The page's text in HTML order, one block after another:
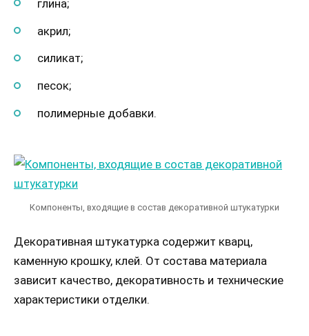
глина;
акрил;
силикат;
песок;
полимерные добавки.
Компоненты, входящие в состав декоративной штукатурки
Декоративная штукатурка содержит кварц,
каменную крошку, клей. От состава материала
зависит качество, декоративность и технические
характеристики отделки.